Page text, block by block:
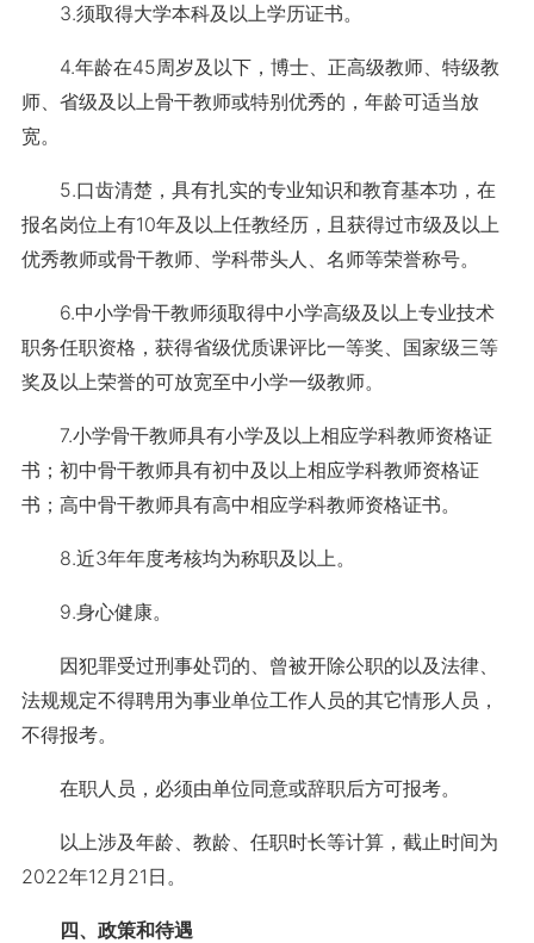
3.须取得大学本科及以上学历证书。
4.年龄在45周岁及以下，博士、正高级教师、特级教
师、省级及以上骨干教师或特别优秀的，年龄可适当放
宽。
5.口齿清楚，具有扎实的专业知识和教育基本功，在
报名岗位上有10年及以上任教经历，且获得过市级及以上
优秀教师或骨干教师、学科带头人、名师等荣誉称号。
6.中小学骨干教师须取得中小学高级及以上专业技术
职务任职资格，获得省级优质课评比一等奖、国家级三等
奖及以上荣誉的可放宽至中小学一级教师。
7.小学骨干教师具有小学及以上相应学科教师资格证
书；初中骨干教师具有初中及以上相应学科教师资格证
书；高中骨干教师具有高中相应学科教师资格证书。
8.近3年年度考核均为称职及以上。
9.身心健康。
因犯罪受过刑事处罚的、曾被开除公职的以及法律、
法规规定不得聘用为事业单位工作人员的其它情形人员，
不得报考。
在职人员，必须由单位同意或辞职后方可报考。
以上涉及年龄、教龄、任职时长等计算，截止时间为
2022年12月21日。
四、政策和待遇